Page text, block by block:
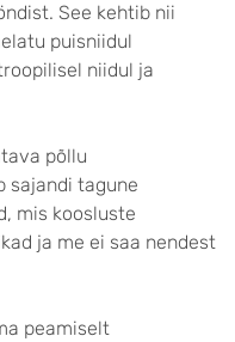
See kehtib nii
puisniidul
niidul ja
põllu
sajandi tagune
mis koosluste
ja me ei saa nendest
peamiselt